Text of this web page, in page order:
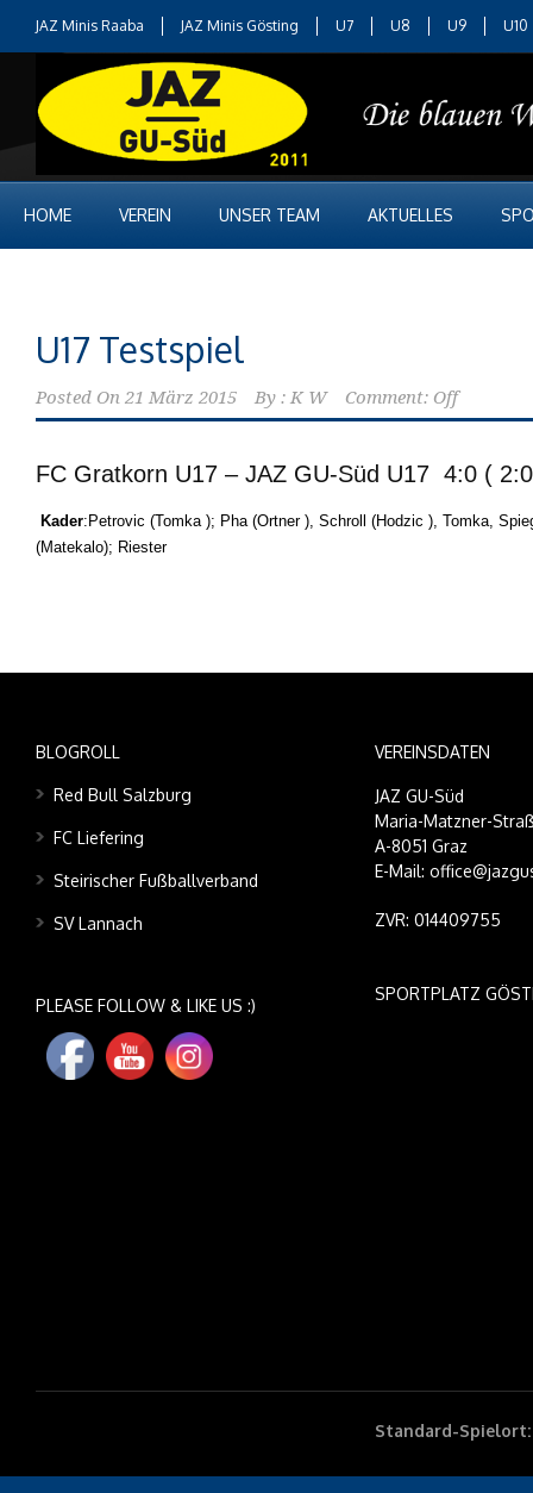
JAZ Minis Raaba JAZ Minis Gösting U7 U8 U9 U10
HOME VEREIN UNSER TEAM AKTUELLES
U17 Testspiel
Posted On 21 März 2015 By : K W Comment: Off
FC Gratkorn U17 – JAZ GU-Süd U17 4:0 (
Kader:Petrovic (Tomka ); Pha (Ortner ), Schroll (Hodzic ), Tomka,
(Matekalo); Riester
BLOGROLL
Red Bull Salzburg
FC Liefering
Steirischer Fußballverband
SV Lannach
PLEASE FOLLOW & LIKE US :)
VEREINSDATEN
JAZ GU-Süd
Maria-Matzner-
A-8051 Graz
E-Mail:
ZVR: 014409755
SPORTPLATZ
Standard-Spielort: